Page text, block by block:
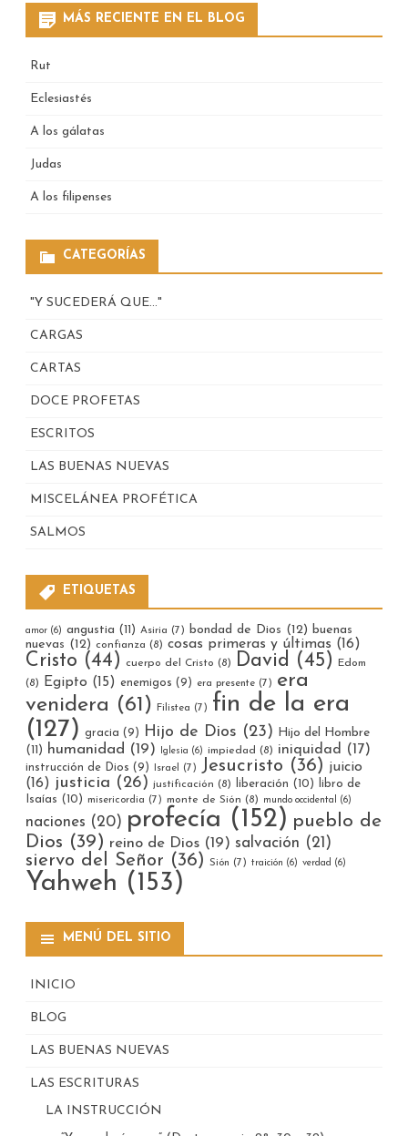
MÁS RECIENTE EN EL BLOG
Rut
Eclesiastés
A los gálatas
Judas
A los filipenses
CATEGORÍAS
"Y SUCEDERÁ QUE…"
CARGAS
CARTAS
DOCE PROFETAS
ESCRITOS
LAS BUENAS NUEVAS
MISCELÁNEA PROFÉTICA
SALMOS
ETIQUETAS
amor (6) angustia (11) Asiria (7) bondad de Dios (12) buenas
nuevas (12) confianza (8) cosas primeras y últimas (16)
Cristo (44) cuerpo del Cristo (8) David (45)
Edom
(8) Egipto (15) enemigos (9) era presente (7) era
venidera (61) Filistea (7) fin de la era
(127) gracia (9) Hijo de Dios (23)
Hijo del Hombre
(11)
humanidad (19) Iglesia (6) impiedad (8) iniquidad (17)
instrucción de Dios (9) Israel (7) Jesucristo (36) juicio
(16) justicia (26) justificación (8) liberación (10)
libro de
Isaías (10) misericordia (7) monte de Sión (8) mundo occidental (6)
naciones (20) profecía (152) pueblo de
Dios (39) reino de Dios (19) salvación (21)
siervo del Señor (36) Sión (7) traición (6) verdad (6)
Yahweh (153)
MENÚ DEL SITIO
INICIO
BLOG
LAS BUENAS NUEVAS
LAS ESCRITURAS
LA INSTRUCCIÓN